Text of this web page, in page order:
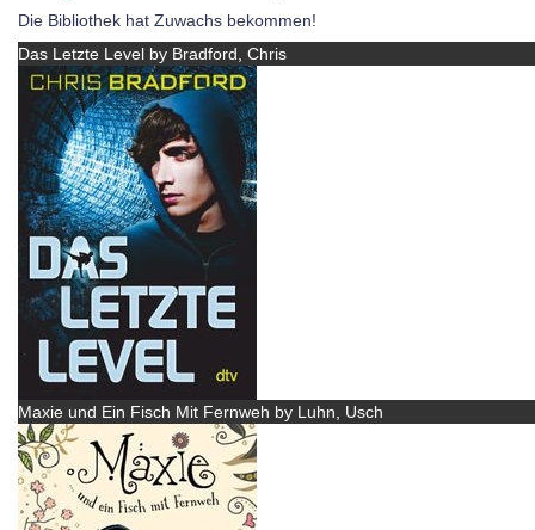
Die Bibliothek hat Zuwachs bekommen!
Das Letzte Level by Bradford, Chris
Maxie und Ein Fisch Mit Fernweh by Luhn, Usch